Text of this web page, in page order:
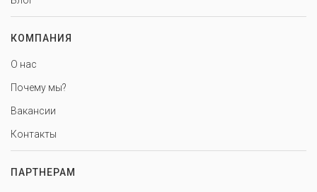
КОМПАНИЯ
О нас
Почему мы?
Вакансии
Контакты
ПАРТНЕРАМ